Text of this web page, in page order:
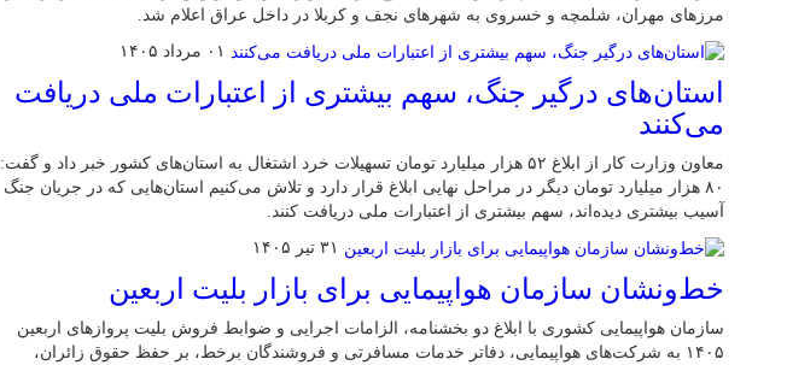
مرزهای مهران، شلمچه و خسروی به شهرهای نجف و کربلا در داخل عراق اعلام شد.
۰۱ مرداد ۱۴۰۵
استان‌های درگیر جنگ، سهم بیشتری از اعتبارات ملی دریافت
می‌کنند
معاون وزارت کار از ابلاغ ۵۲ هزار میلیارد تومان تسهیلات خرد اشتغال به استان‌های کشور خبر داد و گفت:
۸۰ هزار میلیارد تومان دیگر در مراحل نهایی ابلاغ قرار دارد و تلاش می‌کنیم استان‌هایی که در جریان جنگ
آسیب بیشتری دیده‌اند، سهم بیشتری از اعتبارات ملی دریافت کنند.
۳۱ تیر ۱۴۰۵
خط‌ونشان سازمان هواپیمایی برای بازار بلیت اربعین
سازمان هواپیمایی کشوری با ابلاغ دو بخشنامه، الزامات اجرایی و ضوابط فروش بلیت پروازهای اربعین
۱۴۰۵ به شرکت‌های هواپیمایی، دفاتر خدمات مسافرتی و فروشندگان برخط، بر حفظ حقوق زائران،